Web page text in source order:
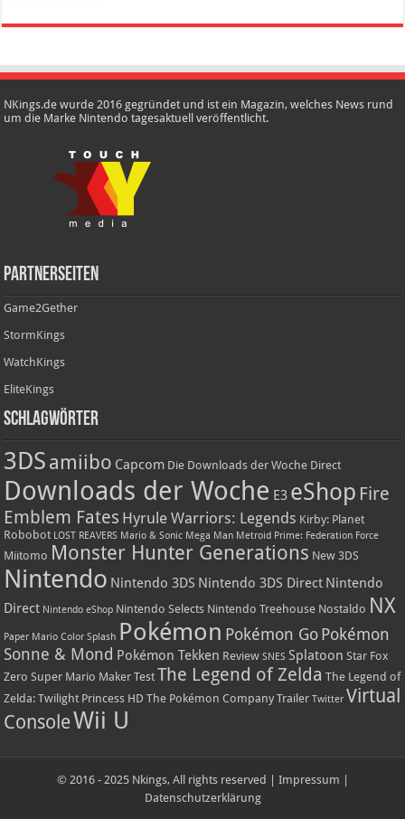
NKings.de wurde 2016 gegründet und ist ein Magazin, welches News rund
um die Marke Nintendo tagesaktuell veröffentlicht.
Partnerseiten
Game2Gether
StormKings
WatchKings
EliteKings
Schlagwörter
3DS amiibo Capcom Die Downloads der Woche Direct
Downloads der Woche E3 eShop Fire
Emblem Fates Hyrule Warriors: Legends Kirby: Planet
Robobot LOST REAVERS Mario & Sonic Mega Man Metroid Prime: Federation Force
Miitomo Monster Hunter Generations New 3DS
Nintendo Nintendo 3DS Nintendo 3DS Direct Nintendo
Direct Nintendo eShop Nintendo Selects Nintendo Treehouse Nostaldo NX
Paper Mario Color Splash Pokémon Pokémon Go Pokémon
Sonne & Mond Pokémon Tekken Review SNES Splatoon Star Fox
Zero Super Mario Maker Test The Legend of Zelda The Legend of
Zelda: Twilight Princess HD The Pokémon Company Trailer Twitter Virtual
ConsoleWii U
© 2016 - 2025 Nkings, All rights reserved | Impressum
Datenschutzerklärung